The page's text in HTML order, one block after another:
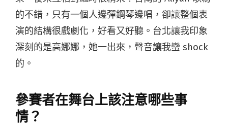
的不錯，只有一個人邊彈鋼琴邊唱，卻讓整個表
演的結構很戲劇化，好看又好聽。台北讓我印象
深刻的是高娜娜，她一出來，聲音讓我蠻 shock
的。
參賽者在舞台上該注意哪些事
情？